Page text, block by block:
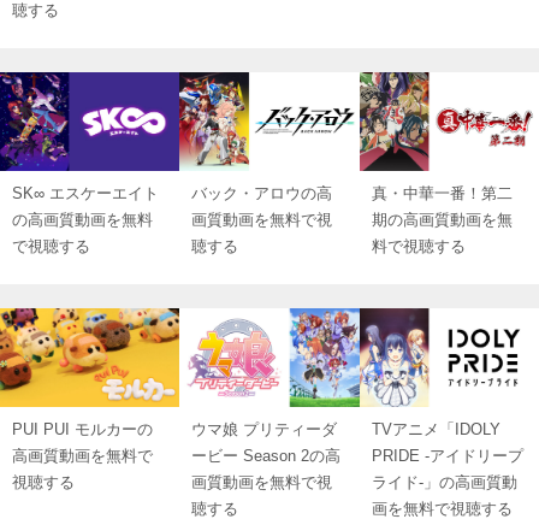
聴する
SK∞ エスケーエイト
の高画質動画を無料
で視聴する
バック・アロウの高
画質動画を無料で視
聴する
真・中華一番！第二
期の高画質動画を無
料で視聴する
PUI PUI モルカーの
高画質動画を無料で
視聴する
ウマ娘 プリティーダ
ービー Season 2の高
画質動画を無料で視
聴する
TVアニメ「IDOLY
PRIDE -アイドリープ
ライド-」の高画質動
画を無料で視聴する